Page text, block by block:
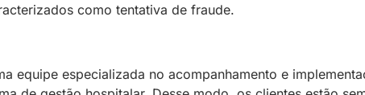
como tentativa de fraude.
equipe especializada no acompanhamento e